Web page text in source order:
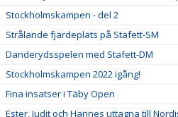
Stockholmskampen - del 2
Strålande fjärdeplats på Stafett-SM
Danderydsspelen med Stafett-DM
Stockholmskampen 2022 igång!
Fina insatser i Täby Open
Ester, Judit och Hannes uttagna till